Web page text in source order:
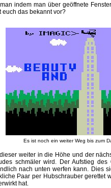
indem man über geöffnete
euch das bekannt vor?
Es ist noch ein weiter Weg bis zum
weiter in die Höhe und der
schmäler wird. Der Aufstieg
nach unten werfen kann. Dies
Paar per Hubschrauber
hat.